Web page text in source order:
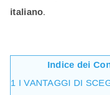
italiano.
Indice dei
1 I VANTAGGI DI